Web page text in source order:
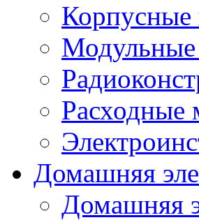
Корпусные
Модульные
Расходные
Домашняя
Домашняя